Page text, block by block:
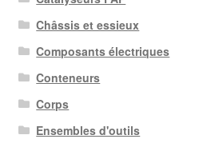
Châssis et essieux
Composants électriques
Conteneurs
Corps
Ensembles d'outils